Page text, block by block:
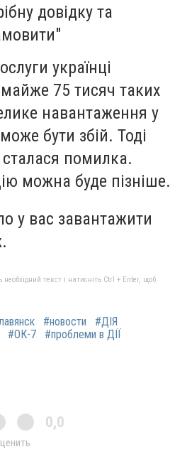
довідку та
українці
75 тисяч таких
навантаження у
бути збій. Тоді
помилка.
можна буде пізніше.
у вас завантажити
текст і натисніть Ctrl + Enter, щоб
#новости
#ДІЯ
#ОК-7 #проблеми в ДІЇ
0,0